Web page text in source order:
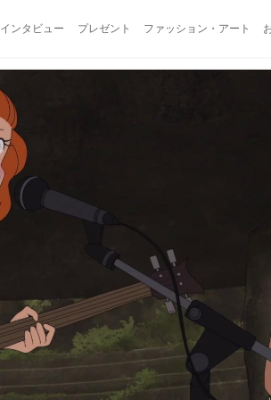
インタビュー プレゼント ファッション・アート